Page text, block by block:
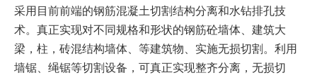
采用目前前端的钢筋混凝土切割结构分离和水钻排孔技
术。真正实现对不同规格和形状的钢筋砼墙体、建筑大
梁，柱，砖混结构墙体、等建筑物、实施无损切割。利用
墙锯、绳锯等切割设备，可真正实现整齐分离，无损切